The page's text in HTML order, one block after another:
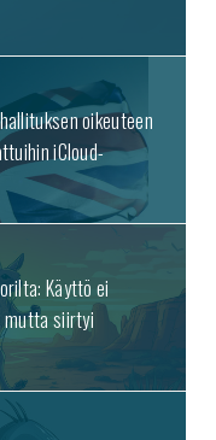
oikeuteen
iCloud-
Käyttö ei
mutta siirtyi